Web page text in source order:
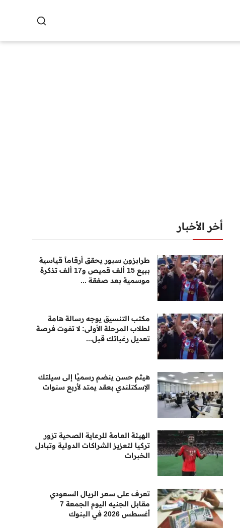
أخر الأخبار
طرابزون سبور يحقق أرقاماً قياسية
ببيع 15 ألف قميص و17 ألف تذكرة
موسمية بعد صفقة ...
مكتب التنسيق يوجه رسالة هامة
لطلاب المرحلة الأولى: لا تفوت فرصة
تعديل رغباتك قبل...
هيثم حسن ينضم رسميًا إلى سيلتك
الإسكتلندي بعقد يمتد لأربع سنوات
الهيئة العامة للرعاية الصحية تزور
تركيا لتعزيز الشراكات الدولية وتبادل
الخبرات
تعرف على سعر الريال السعودي
مقابل الجنيه اليوم الجمعة 7
أغسطس 2026 في البنوك